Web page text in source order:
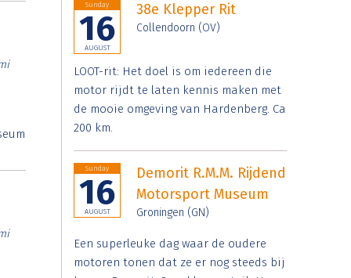
Sunday
16
AUGUST
38e Klepper Rit
Collendoorn (OV)
LOOT-rit: Het doel is om iedereen die
motor rijdt te laten kennis maken met
de mooie omgeving van Hardenberg. Ca
200 km.
Sunday
16
AUGUST
Demorit R.M.M. Rijdend
Motorsport Museum
Groningen (GN)
Een superleuke dag waar de oudere
motoren tonen dat ze er nog steeds bij